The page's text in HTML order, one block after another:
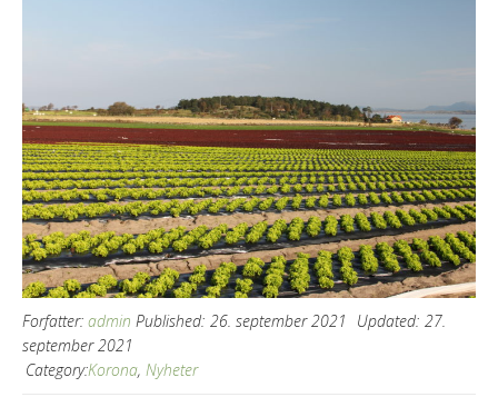
Forfatter: admin Published: 26. september 2021 Updated: 27.
september 2021
Category:Korona, Nyheter